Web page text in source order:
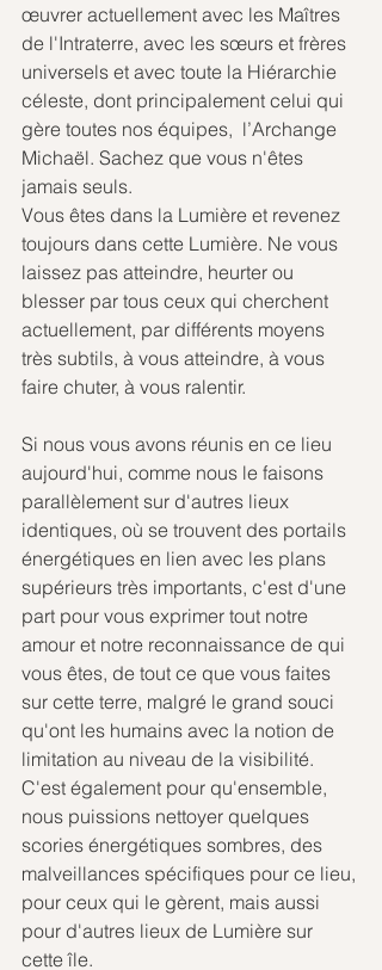
œuvrer actuellement avec les Maîtres
de l'Intraterre, avec les sœurs et frères
universels et avec toute la Hiérarchie
céleste, dont principalement celui qui
gère toutes nos équipes,  l’Archange
Michaël. Sachez que vous n'êtes
jamais seuls.
Vous êtes dans la Lumière et revenez
toujours dans cette Lumière. Ne vous
laissez pas atteindre, heurter ou
blesser par tous ceux qui cherchent
actuellement, par différents moyens
très subtils, à vous atteindre, à vous
faire chuter, à vous ralentir.
Si nous vous avons réunis en ce lieu
aujourd'hui, comme nous le faisons
parallèlement sur d'autres lieux
identiques, où se trouvent des portails
énergétiques en lien avec les plans
supérieurs très importants, c'est d'une
part pour vous exprimer tout notre
amour et notre reconnaissance de qui
vous êtes, de tout ce que vous faites
sur cette terre, malgré le grand souci
qu'ont les humains avec la notion de
limitation au niveau de la visibilité.
C'est également pour qu'ensemble,
nous puissions nettoyer quelques
scories énergétiques sombres, des
malveillances spécifiques pour ce lieu,
pour ceux qui le gèrent, mais aussi
pour d'autres lieux de Lumière sur
cette île.